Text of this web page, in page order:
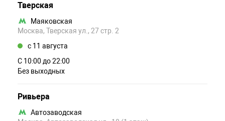
Тверская
Маяковская
Москва, Тверская ул., 27 стр. 2
c 11 августа
С 10:00 до 22:00
Без выходных
Ривьера
Автозаводская